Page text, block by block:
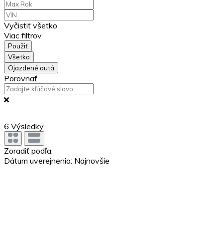
Vyčistiť všetko
Viac filtrov
Použiť
Všetko
Ojazdené autá
Porovnať
6 Výsledky
Zoradiť podľa:
Dátum uverejnenia: Najnovšie